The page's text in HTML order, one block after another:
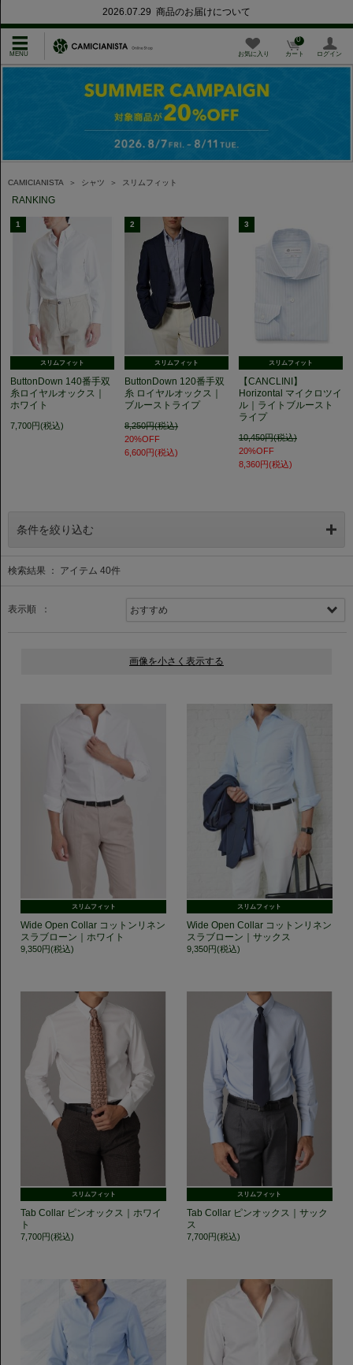
2026.07.29 商品のお届けについて
お気に入り カート
0
ログイン
CAMICIANISTA ＞ シャツ ＞ スリムフィット
RANKING
1
スリムフィット
ButtonDown 140番手双
糸ロイヤルオックス｜
ホワイト
7,700円(税込)
2
スリムフィット
ButtonDown 120番手双
糸 ロイヤルオックス｜
ブルーストライプ
8,250円(税込)
20%OFF
6,600円(税込)
3
スリムフィット
【CANCLINI】
Horizontal マイクロツイ
ル｜ライトブルースト
ライプ
10,450円(税込)
20%OFF
8,360円(税込)
条件を絞り込む
検索結果 ： アイテム 40件
表示順 ：
スリムフィット
Wide Open Collar コットンリネン
スラブローン｜ホワイト
9,350円(税込)
スリムフィット
Wide Open Collar コットンリネン
スラブローン｜サックス
9,350円(税込)
スリムフィット
Tab Collar ピンオックス｜ホワイ
ト
7,700円(税込)
スリムフィット
Tab Collar ピンオックス｜サック
ス
7,700円(税込)